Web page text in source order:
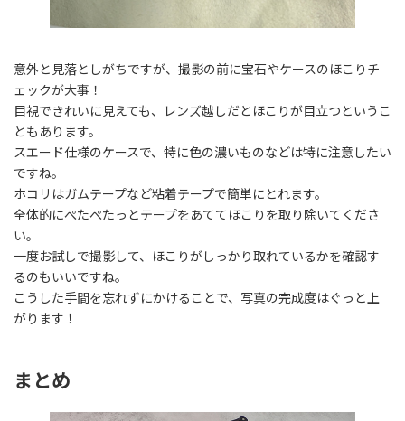
意外と見落としがちですが、撮影の前に宝石やケースのほこりチ
ェックが大事！
目視できれいに見えても、レンズ越しだとほこりが目立つというこ
ともあります。
スエード仕様のケースで、特に色の濃いものなどは特に注意したい
ですね。
ホコリはガムテープなど粘着テープで簡単にとれます。
全体的にぺたぺたっとテープをあててほこりを取り除いてくださ
い。
一度お試しで撮影して、ほこりがしっかり取れているかを確認す
るのもいいですね。
こうした手間を忘れずにかけることで、写真の完成度はぐっと上
がります！
まとめ